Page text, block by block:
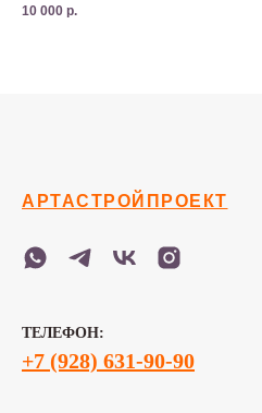
10 000 р.
АРТАСТРОЙПРОЕКТ
ТЕЛЕФОН:
+7 (928) 631-90-90